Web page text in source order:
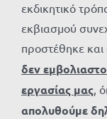
εκδικητικό
εκβιασμού
προστέθηκε και
δεν
εργασίας μας,
απολυθούμε